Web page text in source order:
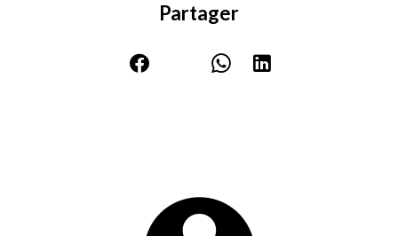
Partager